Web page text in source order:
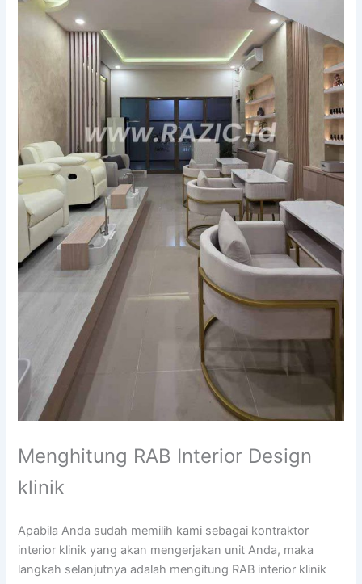
Menghitung RAB Interior Design
klinik
Apabila Anda sudah memilih kami sebagai kontraktor
interior klinik yang akan mengerjakan unit Anda, maka
langkah selanjutnya adalah mengitung RAB interior klinik